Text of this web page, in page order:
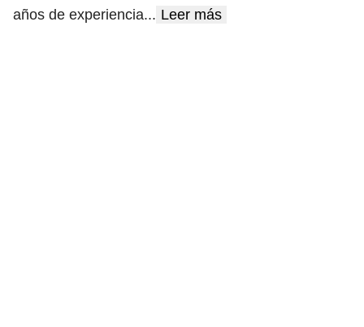
años de experiencia... Leer más